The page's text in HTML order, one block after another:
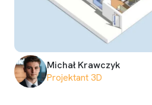
Michał Krawczyk
Projektant 3D